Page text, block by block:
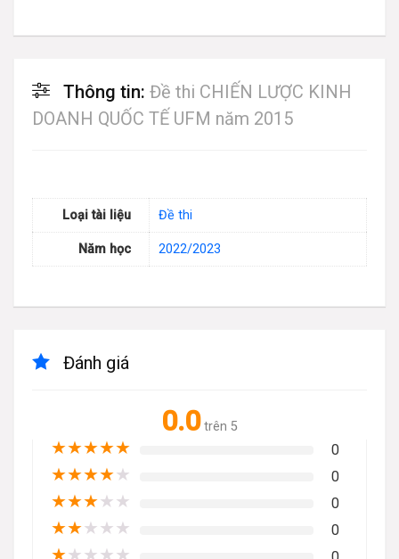
Thông tin: Đề thi CHIẾN LƯỢC KINH
DOANH QUỐC TẾ UFM năm 2015
Loại tài liệu Đề thi
Năm học 2022/2023
Đánh giá
0.0 trên 5
★★★★★ 0
★★★★★ 0
★★★★★ 0
★★★★★ 0
★★★★★